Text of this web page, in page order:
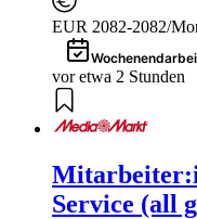
EUR 2082-2082/
vor etwa 2 Stunden
Service (all